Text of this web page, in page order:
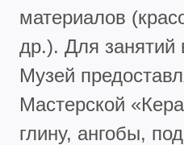
материалов
др.). Для занятий
Музей
Мастерской
глину, ангобы,